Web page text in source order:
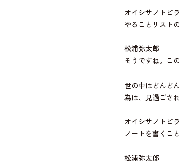
オイシサノトビラ
やることリスト
松浦弥太郎
そうですね。こ
世の中はどんど
為は、見過ごさ
オイシサノトビラ
ノートを書くこ
松浦弥太郎